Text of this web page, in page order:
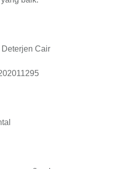
Deterjen Cair